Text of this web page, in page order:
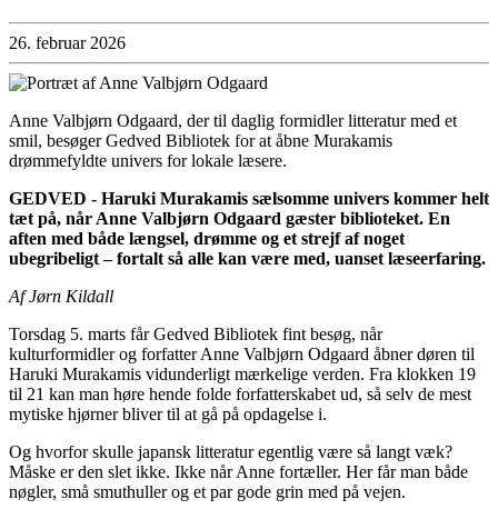
26. februar 2026
Anne Valbjørn Odgaard, der til daglig formidler litteratur med et
smil, besøger Gedved Bibliotek for at åbne Murakamis
drømmefyldte univers for lokale læsere.
GEDVED - Haruki Murakamis sælsomme univers kommer helt
tæt på, når Anne Valbjørn Odgaard gæster biblioteket. En
aften med både længsel, drømme og et strejf af noget
ubegribeligt – fortalt så alle kan være med, uanset læseerfaring.
Af Jørn Kildall
Torsdag 5. marts får Gedved Bibliotek fint besøg, når
kulturformidler og forfatter Anne Valbjørn Odgaard åbner døren til
Haruki Murakamis vidunderligt mærkelige verden. Fra klokken 19
til 21 kan man høre hende folde forfatterskabet ud, så selv de mest
mytiske hjørner bliver til at gå på opdagelse i.
Og hvorfor skulle japansk litteratur egentlig være så langt væk?
Måske er den slet ikke. Ikke når Anne fortæller. Her får man både
nøgler, små smuthuller og et par gode grin med på vejen.